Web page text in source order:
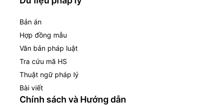
Bản án
Hợp đồng mẫu
Văn bản pháp luật
Tra cứu mã HS
Thuật ngữ pháp lý
Bài viết
Chính sách và Hướng dẫn